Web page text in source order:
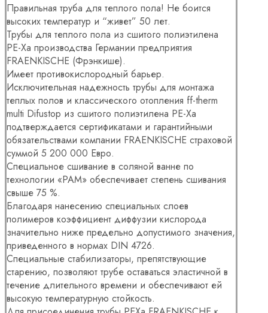
Правильная труба для теплого пола! Не боится
высоких температур и “живет” 50 лет.
Трубы для теплого пола из сшитого полиэтилена
PE-Xa производства Германии предприятия
FRAENKISCHE (Фрэнкише).
Имеет противокислородный барьер.
Исключительная надежность трубы для монтажа
теплых полов и классического отопления ff-therm
multi Difustop из сшитого полиэтилена PE-Xa
подтверждается сертификатами и гарантийными
обязательствами компании FRAENKISCHE страховой
суммой 5 200 000 Евро.
Специальное сшивание в соляной ванне по
технологии «PAM» обеспечивает степень сшивания
свыше 75 %.
Благодаря нанесению специальных слоев
полимеров коэффициент диффузии кислорода
значительно ниже предельно допустимого значения,
приведенного в нормах DIN 4726.
Специальные стабилизаторы, препятствующие
старению, позволяют трубе оставаться эластичной в
течение длительного времени и обеспечивают ей
высокую температурную стойкость.